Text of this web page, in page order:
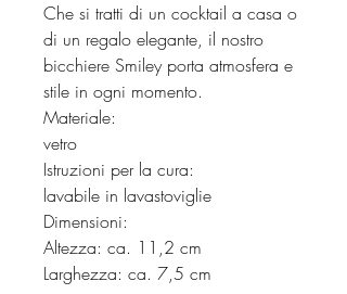
Che si tratti di un cocktail a casa o
di un regalo elegante, il nostro
bicchiere Smiley porta atmosfera e
stile in ogni momento.
Materiale:
vetro
Istruzioni per la cura:
lavabile in lavastoviglie
Dimensioni:
Altezza: ca. 11,2 cm
Larghezza: ca. 7,5 cm